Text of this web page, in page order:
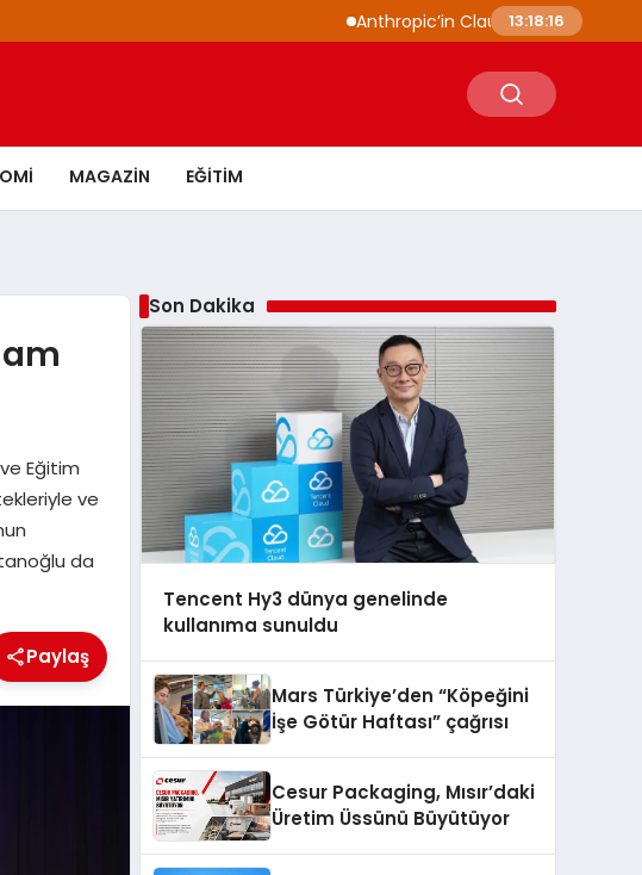
Anthropic’in Claude modelleri siber
13:18:17
MAGAZIN EĞITIM
Eğitim
ve
da
Paylaş
Son Dakika
Tencent Hy3 dünya genelinde
kullanıma sunuldu
Mars Türkiye’den “Köpeğini
İşe Götür Haftası” çağrısı
Cesur Packaging, Mısır’daki
Üretim Üssünü Büyütüyor